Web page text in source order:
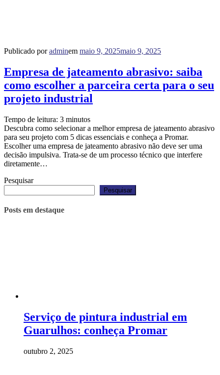
Publicado poradminem maio 9, 2025maio 9, 2025
Empresa de jateamento abrasivo: saiba
como escolher a parceira certa para o seu
projeto industrial
Tempo de leitura: 3 minutos
Descubra como selecionar a melhor empresa de jateamento abrasivo
para seu projeto com 5 dicas essenciais e conheça a Promar.
Escolher uma empresa de jateamento abrasivo não deve ser uma
decisão impulsiva. Trata-se de um processo técnico que interfere
diretamente…
Pesquisar
Pesquisar
Posts em destaque
Serviço de pintura industrial em
Guarulhos: conheça Promar
outubro 2, 2025